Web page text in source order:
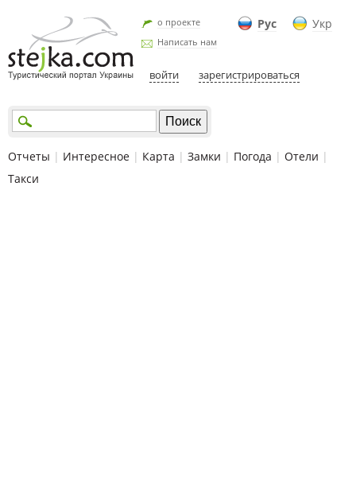
Рус Укр
о проекте
Написать нам
войти зарегистрироваться
Отчеты | Интересное | Карта | Замки | Погода | Отели |
Такси